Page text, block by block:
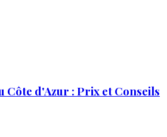
Côte d'Azur : Prix et Conseils